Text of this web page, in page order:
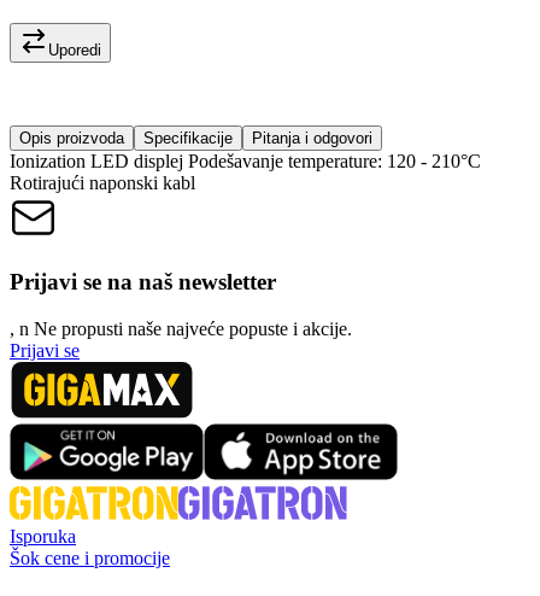
Uporedi
Opis proizvoda Specifikacije Pitanja i odgovori
Ionization LED displej Podešavanje temperature: 120 - 210°C
Rotirajući naponski kabl
Prijavi se na naš newsletter
, n Ne propusti naše najveće popuste i akcije.
Prijavi se
Isporuka
Šok cene i promocije